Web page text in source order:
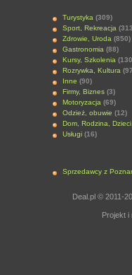
Turystyka (309)
Sport, Rekreacja
Zdrowie, Uroda (850)
Gastronomia (88)
Kursy, Szkolenia
Rozrywka, Kultura
Inne (90)
Firmy, Biznes (3)
Motoryzacja (69)
Odzież, obuwie (12)
Dom, Rodzina, Dzieci
Usługi (16)
Sprzedawcy z
Deal.pl © 2011-
Projekt i